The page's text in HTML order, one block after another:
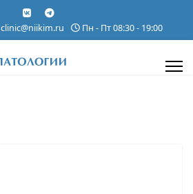
clinic@niikim.ru Пн - Пт 08:30 - 19:00